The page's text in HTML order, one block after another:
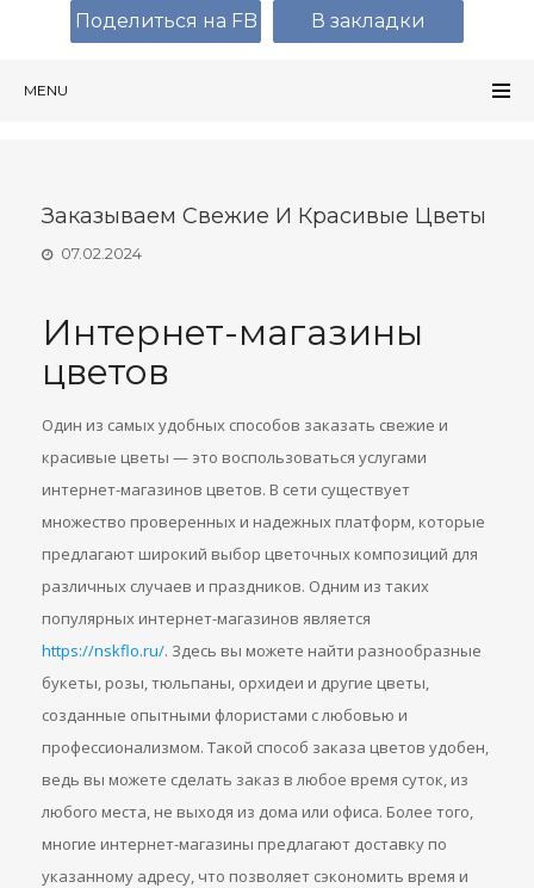
MENU
Заказываем Свежие И Красивые Цветы
07.02.2024
Интернет-магазины
цветов
Один из самых удобных способов заказать свежие и
красивые цветы — это воспользоваться услугами
интернет-магазинов цветов. В сети существует
множество проверенных и надежных платформ, которые
предлагают широкий выбор цветочных композиций для
различных случаев и праздников. Одним из таких
популярных интернет-магазинов является
https://nskflo.ru/. Здесь вы можете найти разнообразные
букеты, розы, тюльпаны, орхидеи и другие цветы,
созданные опытными флористами с любовью и
профессионализмом. Такой способ заказа цветов удобен,
ведь вы можете сделать заказ в любое время суток, из
любого места, не выходя из дома или офиса. Более того,
многие интернет-магазины предлагают доставку по
указанному адресу, что позволяет сэкономить время и
Поделиться на FB В закладки